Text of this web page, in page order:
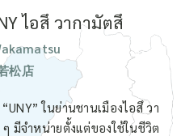
ไอสึ วากามัตสึ
松店
ในย่านชานเมืองไอสึ วา
มีจำหน่ายตั้งแต่ของใช้ในชีวิต